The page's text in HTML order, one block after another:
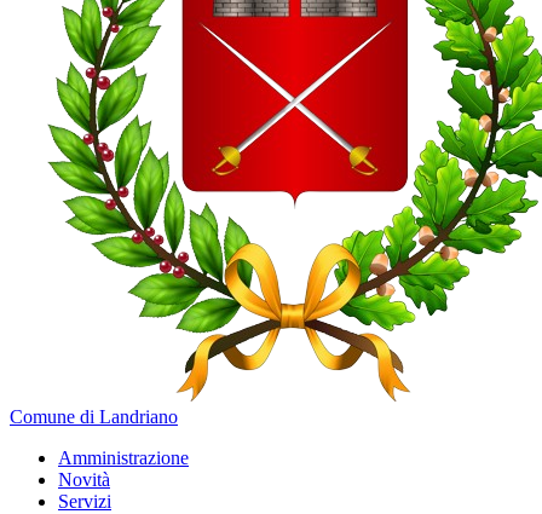
Comune di Landriano
Amministrazione
Novità
Servizi